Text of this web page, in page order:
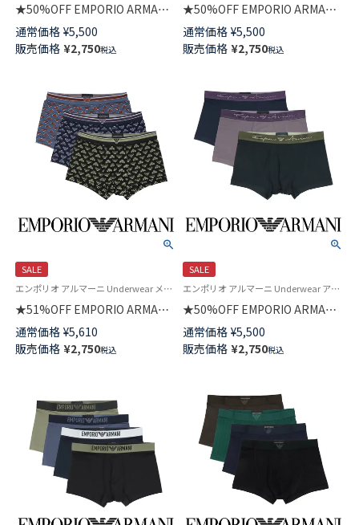
★50%OFF EMPORIO ARMANI
ALL OVER LOGO オールオーバ
ーロゴ ボクサーパンツ 【S/M/L】
前閉じ EUサイズ メンズ
通常価格 ¥5,500
販売価格 ¥2,750税込
★50%OFF EMPORIO ARMANI
ボクサーブリーフパンツ
【S/M/L】 前閉じ EUサイズ メン
ズ 54059942
通常価格 ¥5,500
販売価格 ¥2,750税込
SALE
エンポリオ アルマーニ Underwear メンズ 紳士 下着 父の日
★51%OFF EMPORIO ARMANI
オールオーバー ボールドイーグ
ルロゴ ボクサーパンツ【S/M/L】
前閉じ EUサイズ 54007931
通常価格 ¥5,610
販売価格 ¥2,750税込
SALE
エンポリオ アルマーニ Underwear アンダーウェア 紳士 下着
★50%OFF EMPORIO ARMANI
SOFT MODAL ソフトモダール
ボクサーパンツ 前閉じ EUサイ
ズ メンズ 54007833
通常価格 ¥5,500
販売価格 ¥2,750税込